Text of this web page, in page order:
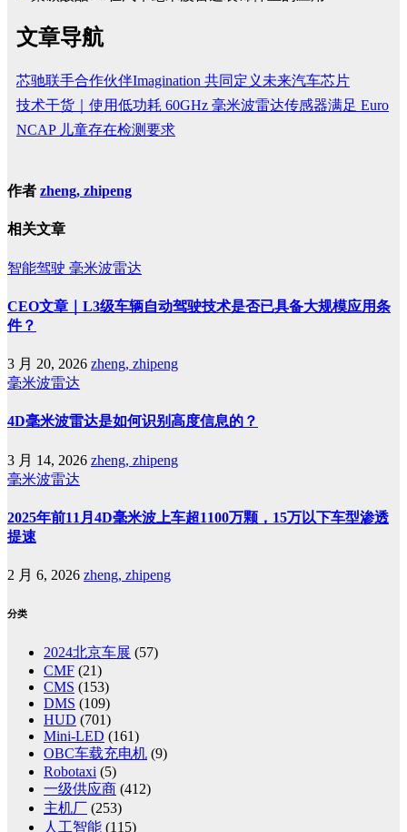
文章导航
芯驰联手合作伙伴Imagination 共同定义未来汽车芯片
技术干货｜使用低功耗 60GHz 毫米波雷达传感器满足 Euro
NCAP 儿童存在检测要求
作者 zheng, zhipeng
相关文章
智能驾驶 毫米波雷达
CEO文章｜L3级车辆自动驾驶技术是否已具备大规模应用条
件？
3 月 20, 2026 zheng, zhipeng
毫米波雷达
4D毫米波雷达是如何识别高度信息的？
3 月 14, 2026 zheng, zhipeng
毫米波雷达
2025年前11月4D毫米波上车超1100万颗，15万以下车型渗透
提速
2 月 6, 2026 zheng, zhipeng
分类
2024北京车展 (57)
CMF (21)
CMS (153)
DMS (109)
HUD (701)
Mini-LED (161)
OBC车载充电机 (9)
Robotaxi (5)
一级供应商 (412)
主机厂 (253)
人工智能 (115)